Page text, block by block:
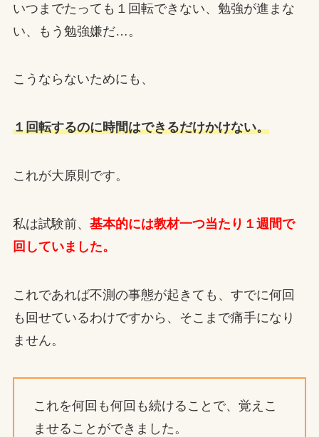
いつまでたっても１回転できない、勉強が進まな
い、もう勉強嫌だ…。
こうならないためにも、
１回転するのに時間はできるだけかけない。
これが大原則です。
私は試験前、 基本的には教材一つ当たり１週間で
回していました。
これであれば不測の事態が起きても、すでに何回
も回せているわけですから、そこまで痛手になり
ません。
これを何回も何回も続けることで、覚えこ
ませることができました。